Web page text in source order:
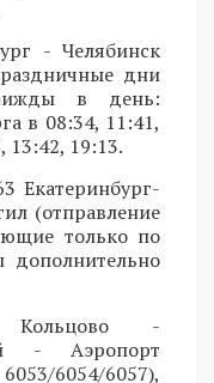
- Челябинск
дни
в день:
в 08:34, 11:41,
13:42, 19:13.
Екатеринбург-
(отправление
только по
Кольцово -
- Аэропорт
6057),